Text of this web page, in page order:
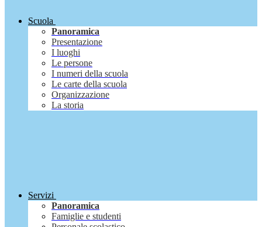
Scuola
Panoramica
Presentazione
I luoghi
Le persone
I numeri della scuola
Le carte della scuola
Organizzazione
La storia
Servizi
Panoramica
Famiglie e studenti